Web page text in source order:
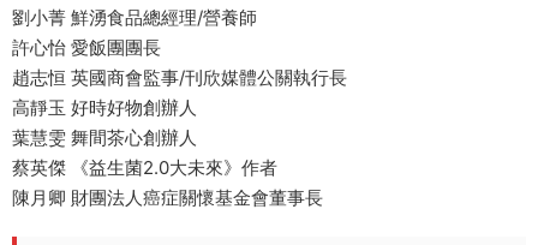
劉小菁 鮮湧食品總經理/營養師
許心怡 愛飯團團長
趙志恒 英國商會監事/刊欣媒體公關執行長
高靜玉 好時好物創辦人
葉慧雯 舞間茶心創辦人
蔡英傑 《益生菌2.0大未來》作者
陳月卿 財團法人癌症關懷基金會董事長